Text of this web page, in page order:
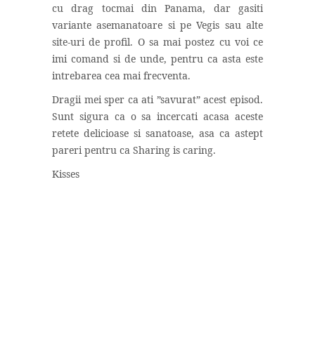
cu drag tocmai din Panama, dar gasiti
variante asemanatoare si pe Vegis sau alte
site-uri de profil. O sa mai postez cu voi ce
imi comand si de unde, pentru ca asta este
intrebarea cea mai frecventa.
Dragii mei sper ca ati ”savurat” acest episod.
Sunt sigura ca o sa incercati acasa aceste
retete delicioase si sanatoase, asa ca astept
pareri pentru ca Sharing is caring.
Kisses